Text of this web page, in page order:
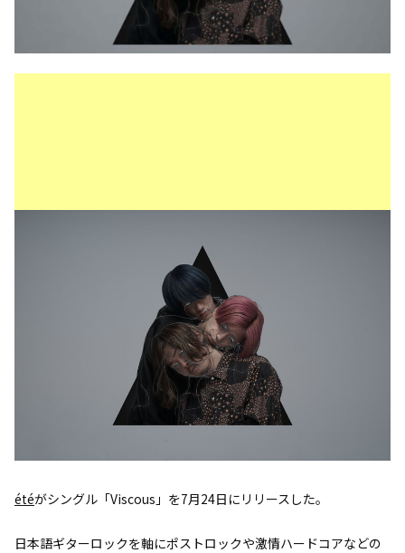
étéがシングル「Viscous」を7月24日にリリースした。
日本語ギターロックを軸にポストロックや激情ハードコアなどの